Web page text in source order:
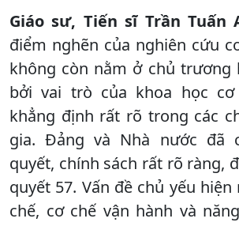
Giáo sư, Tiến sĩ Trần Tuấn
điểm nghẽn của nghiên cứu
không còn nằm ở chủ trương
bởi vai trò của khoa học
khẳng định rất rõ trong các
gia. Đảng và Nhà nước đã
quyết, chính sách rất rõ ràng,
quyết 57. Vấn đề chủ yếu
chế, cơ chế vận hành và